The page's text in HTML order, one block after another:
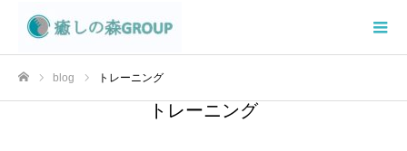
blog トレーニング
トレーニング